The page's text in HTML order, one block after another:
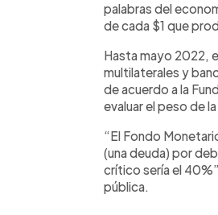
palabras del
de cada $1 que
Hasta mayo 2022,
multilaterales y
de acuerdo a la
evaluar el peso de
“El Fondo
(una deuda) por
crítico sería el
pública.